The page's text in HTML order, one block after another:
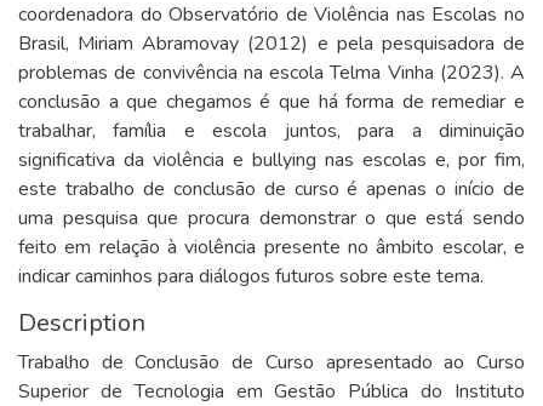
coordenadora do Observatório de Violência nas Escolas no
Brasil, Miriam Abramovay (2012) e pela pesquisadora de
problemas de convivência na escola Telma Vinha (2023). A
conclusão a que chegamos é que há forma de remediar e
trabalhar, família e escola juntos, para a diminuição
significativa da violência e bullying nas escolas e, por fim,
este trabalho de conclusão de curso é apenas o início de
uma pesquisa que procura demonstrar o que está sendo
feito em relação à violência presente no âmbito escolar, e
indicar caminhos para diálogos futuros sobre este tema.
Description
Trabalho de Conclusão de Curso apresentado ao Curso
Superior de Tecnologia em Gestão Pública do Instituto